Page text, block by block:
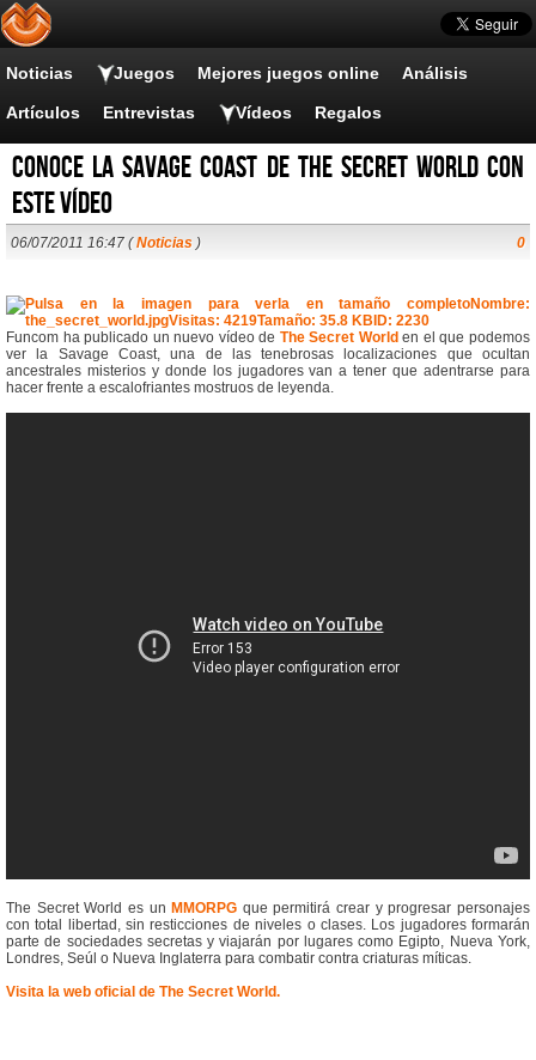
Noticias Juegos Mejores juegos online Análisis
Artículos Entrevistas Vídeos Regalos
Conoce la Savage Coast de The Secret World con
este vídeo
06/07/2011 16:47 (Noticias ) 0
Funcom ha publicado un nuevo vídeo de The Secret World en el que podemos
ver la Savage Coast, una de las tenebrosas localizaciones que ocultan
ancestrales misterios y donde los jugadores van a tener que adentrarse para
hacer frente a escalofriantes mostruos de leyenda.
The Secret World es un MMORPG que permitirá crear y progresar personajes
con total libertad, sin resticciones de niveles o clases. Los jugadores formarán
parte de sociedades secretas y viajarán por lugares como Egipto, Nueva York,
Londres, Seúl o Nueva Inglaterra para combatir contra criaturas míticas.
Visita la web oficial de The Secret World.